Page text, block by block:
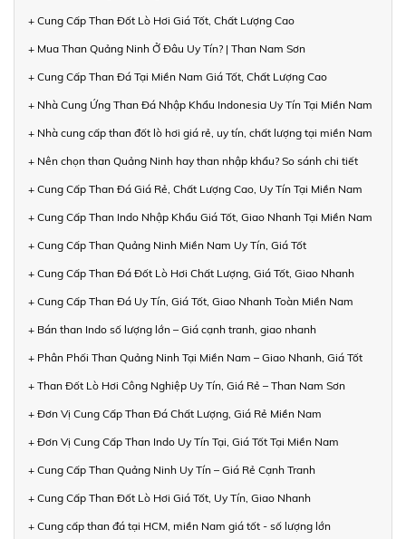
+ Cung Cấp Than Đốt Lò Hơi Giá Tốt, Chất Lượng Cao
+ Mua Than Quảng Ninh Ở Đâu Uy Tín? | Than Nam Sơn
+ Cung Cấp Than Đá Tại Miền Nam Giá Tốt, Chất Lượng Cao
+ Nhà Cung Ứng Than Đá Nhập Khẩu Indonesia Uy Tín Tại Miền Nam
+ Nhà cung cấp than đốt lò hơi giá rẻ, uy tín, chất lượng tại miền Nam
+ Nên chọn than Quảng Ninh hay than nhập khẩu? So sánh chi tiết
+ Cung Cấp Than Đá Giá Rẻ, Chất Lượng Cao, Uy Tín Tại Miền Nam
+ Cung Cấp Than Indo Nhập Khẩu Giá Tốt, Giao Nhanh Tại Miền Nam
+ Cung Cấp Than Quảng Ninh Miền Nam Uy Tín, Giá Tốt
+ Cung Cấp Than Đá Đốt Lò Hơi Chất Lượng, Giá Tốt, Giao Nhanh
+ Cung Cấp Than Đá Uy Tín, Giá Tốt, Giao Nhanh Toàn Miền Nam
+ Bán than Indo số lượng lớn – Giá cạnh tranh, giao nhanh
+ Phân Phối Than Quảng Ninh Tại Miền Nam – Giao Nhanh, Giá Tốt
+ Than Đốt Lò Hơi Công Nghiệp Uy Tín, Giá Rẻ – Than Nam Sơn
+ Đơn Vị Cung Cấp Than Đá Chất Lượng, Giá Rẻ Miền Nam
+ Đơn Vị Cung Cấp Than Indo Uy Tín Tại, Giá Tốt Tại Miền Nam
+ Cung Cấp Than Quảng Ninh Uy Tín – Giá Rẻ Cạnh Tranh
+ Cung Cấp Than Đốt Lò Hơi Giá Tốt, Uy Tín, Giao Nhanh
+ Cung cấp than đá tại HCM, miền Nam giá tốt - số lượng lớn